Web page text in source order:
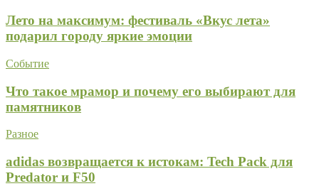
Лето на максимум: фестиваль «Вкус лета»
подарил городу яркие эмоции
Событие
Что такое мрамор и почему его выбирают для
памятников
Разное
adidas возвращается к истокам: Tech Pack для
Predator и F50